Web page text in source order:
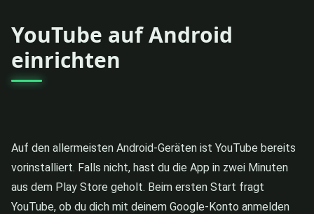
YouTube auf Android
einrichten
Auf den allermeisten Android-Geräten ist YouTube bereits
vorinstalliert. Falls nicht, hast du die App in zwei Minuten
aus dem Play Store geholt. Beim ersten Start fragt
YouTube, ob du dich mit deinem Google-Konto anmelden